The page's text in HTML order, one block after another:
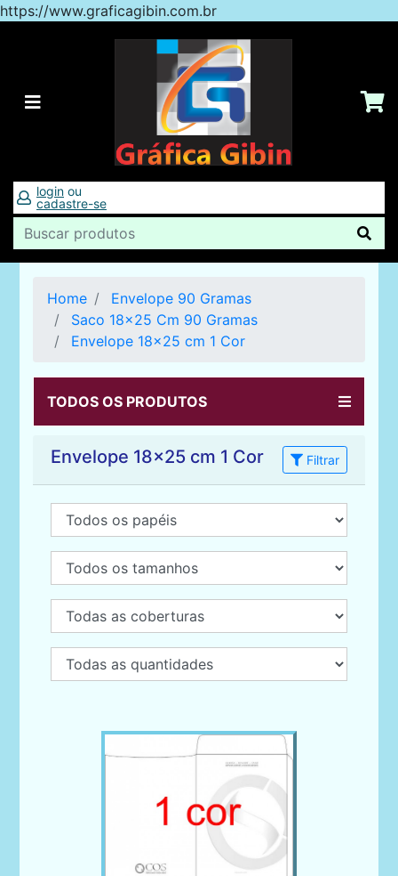
https://www.graficagibin.com.br
login ou
cadastre-se
Home
Envelope 90 Gramas
Saco 18x25 Cm 90 Gramas
Envelope 18x25 cm 1 Cor
TODOS OS PRODUTOS
Envelope 18x25 cm 1 Cor Filtrar